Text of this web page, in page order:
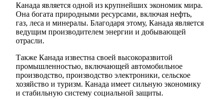
Канада является одной из крупнейших экономик мира.
Она богата природными ресурсами, включая нефть,
газ, леса и минералы. Благодаря этому, Канада является
ведущим производителем энергии и добывающей
отрасли.
Также Канада известна своей высокоразвитой
промышленностью, включающей автомобильное
производство, производство электроники, сельское
хозяйство и туризм. Канада имеет сильную экономику
и стабильную систему социальной защиты.